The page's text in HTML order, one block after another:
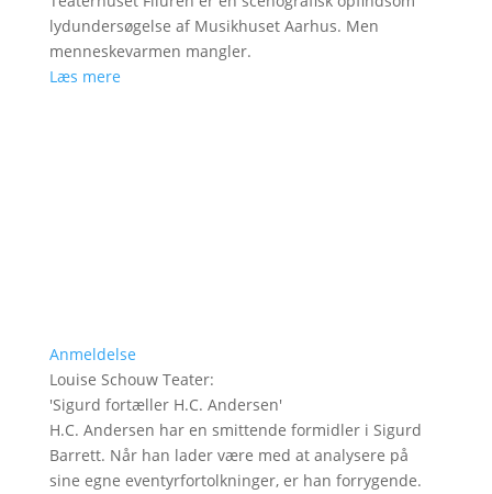
lydundersøgelse af Musikhuset Aarhus. Men
menneskevarmen mangler.
Læs mere
Anmeldelse
Louise Schouw Teater:
'Sigurd fortæller H.C. Andersen'
H.C. Andersen har en smittende formidler i Sigurd
Barrett. Når han lader være med at analysere på
sine egne eventyrfortolkninger, er han forrygende.